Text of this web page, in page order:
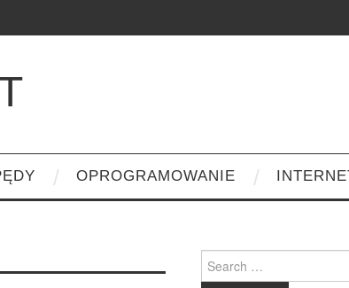
OPROGRAMOWANIE
Search
for: